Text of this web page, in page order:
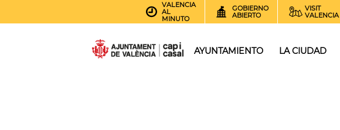
VALENCIA
AL
MINUTO
GOBIERNO
ABIERTO
VISIT
VALENCIA
AYUNTAMIENTO LA CIUDAD